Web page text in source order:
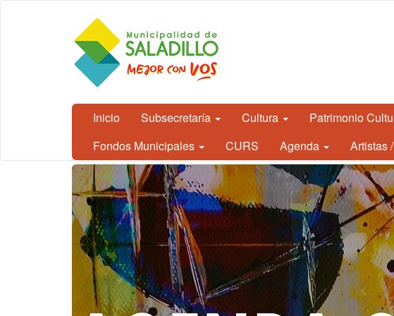
CEDH.
Secretaría
de
Cultura,
Educación
Derechos
Humanos
Inicio Subsecretaría Cultura Patrimonio
Fondos Municipales
CURS Agenda Artistas
Contenido
principal